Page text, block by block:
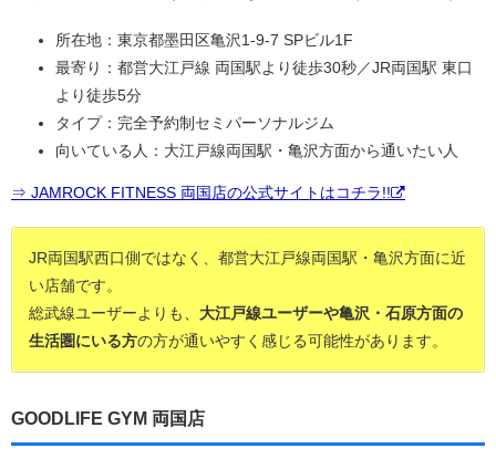
所在地：東京都墨田区亀沢1-9-7 SPビル1F
最寄り：都営大江戸線 両国駅より徒歩30秒／JR両国駅 東口
より徒歩5分
タイプ：完全予約制セミパーソナルジム
向いている人：大江戸線両国駅・亀沢方面から通いたい人
⇒ JAMROCK FITNESS 両国店の公式サイトはコチラ!!
JR両国駅西口側ではなく、都営大江戸線両国駅・亀沢方面に近
い店舗です。
総武線ユーザーよりも、 大江戸線ユーザーや亀沢・石原方面の
生活圏にいる方の方が通いやすく感じる可能性があります。
GOODLIFE GYM 両国店